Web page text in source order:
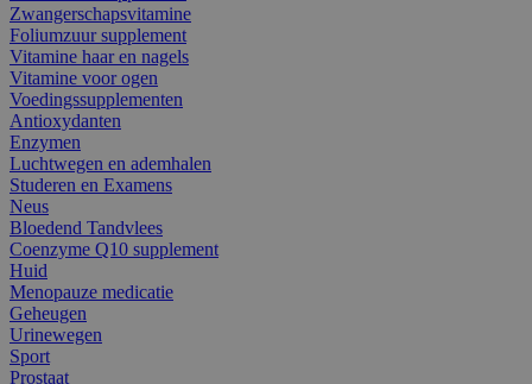
Zwangerschapsvitamine
Foliumzuur supplement
Vitamine haar en nagels
Vitamine voor ogen
Voedingssupplementen
Antioxydanten
Enzymen
Luchtwegen en ademhalen
Studeren en Examens
Neus
Bloedend Tandvlees
Coenzyme Q10 supplement
Huid
Menopauze medicatie
Geheugen
Urinewegen
Sport
Prostaat